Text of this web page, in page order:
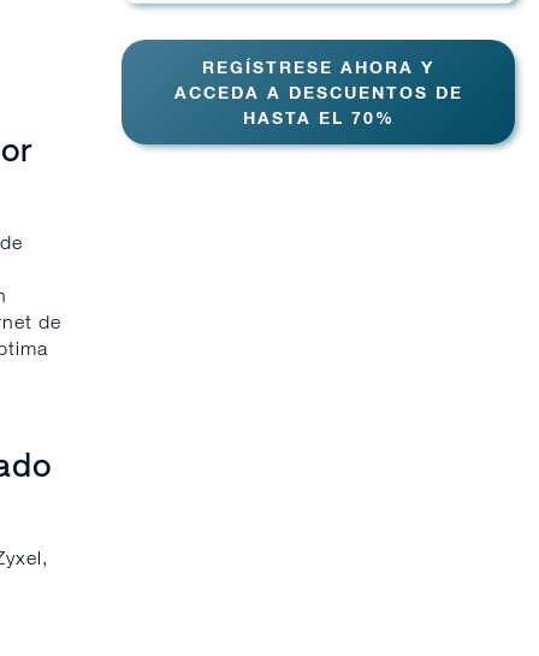
de
REGÍSTRESE AHORA Y
ACCEDA A DESCUENTOS DE
HASTA EL 70%